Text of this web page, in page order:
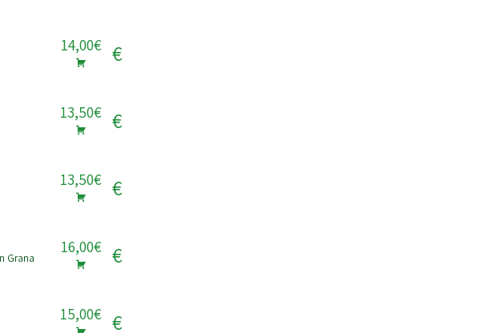
14,00€ €
13,50€ €
13,50€ €
16,00€ €
15,00€ €